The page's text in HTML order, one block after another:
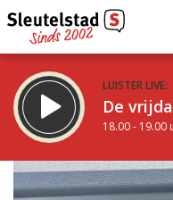
LUISTER LIVE:
De
18.00 - 19.00
STRAKS:
De Vrijdagavond